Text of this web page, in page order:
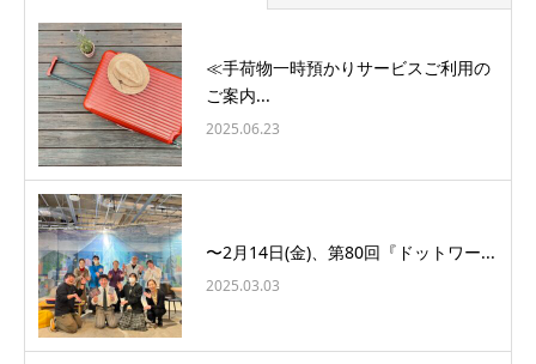
≪手荷物一時預かりサービスご利用の
ご案内...
2025.06.23
〜2月14日(金)、第80回『ドットワー...
2025.03.03